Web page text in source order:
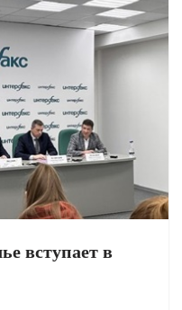
вступает в